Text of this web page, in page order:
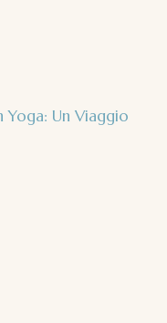
Yoga: Un Viaggio